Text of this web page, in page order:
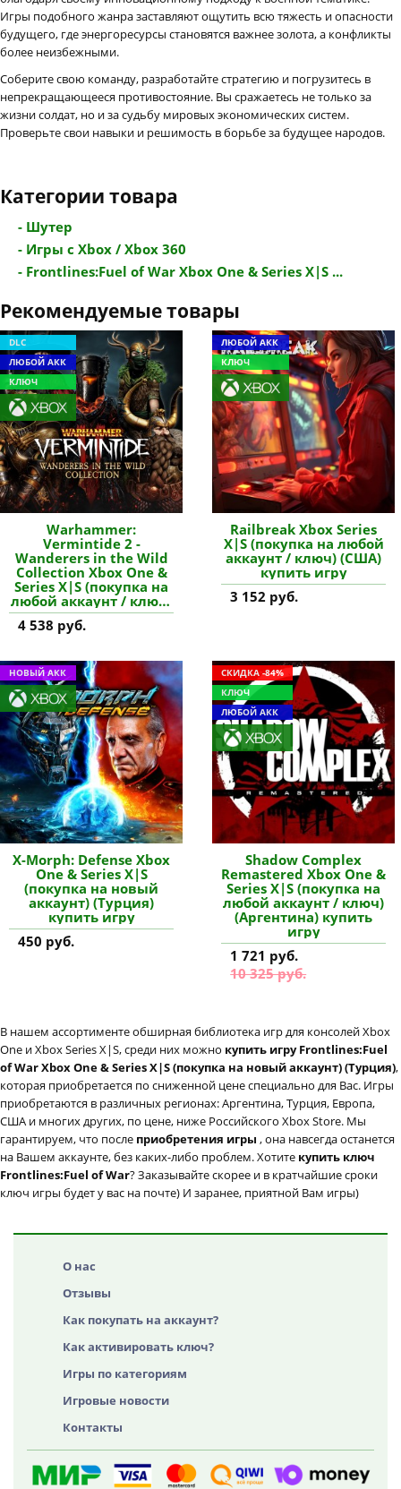
Игры подобного жанра заставляют ощутить всю тяжесть и опасности
будущего, где энергоресурсы становятся важнее золота, а конфликты
более неизбежными.
Соберите свою команду, разработайте стратегию и погрузитесь в
непрекращающееся противостояние. Вы сражаетесь не только за
жизни солдат, но и за судьбу мировых экономических систем.
Проверьте свои навыки и решимость в борьбе за будущее народов.
Категории товара
- Шутер
- Игры с Xbox / Xbox 360
- Frontlines:Fuel of War Xbox One & Series X|S ...
Рекомендуемые товары
DLC
ЛЮБОЙ АКК
КЛЮЧ
Warhammer:
Vermintide 2 -
Wanderers in the Wild
Collection Xbox One &
Series X|S (покупка на
любой аккаунт / ключ)
(США) купить
дополнение
4 538 руб.
ЛЮБОЙ АКК
КЛЮЧ
Railbreak Xbox Series
X|S (покупка на любой
аккаунт / ключ) (США)
купить игру
3 152 руб.
НОВЫЙ АКК
X-Morph: Defense Xbox
One & Series X|S
(покупка на новый
аккаунт) (Турция)
купить игру
450 руб.
СКИДКА -84%
КЛЮЧ
ЛЮБОЙ АКК
Shadow Complex
Remastered Xbox One &
Series X|S (покупка на
любой аккаунт / ключ)
(Аргентина) купить
игру
1 721 руб.
10 325 руб.
В нашем ассортименте обширная библиотека игр для консолей Xbox
One и Xbox Series X|S, среди них можно купить игру Frontlines:Fuel
of War Xbox One & Series X|S (покупка на новый аккаунт) (Турция),
которая приобретается по сниженной цене специально для Вас. Игры
приобретаются в различных регионах: Аргентина, Турция, Европа,
США и многих других, по цене, ниже Российского Xbox Store. Мы
гарантируем, что после приобретения игры , она навсегда останется
на Вашем аккаунте, без каких-либо проблем. Хотите купить ключ
Frontlines:Fuel of War? Заказывайте скорее и в кратчайшие сроки
ключ игры будет у вас на почте) И заранее, приятной Вам игры)
О нас
Отзывы
Как покупать на аккаунт?
Как активировать ключ?
Игры по категориям
Игровые новости
Контакты